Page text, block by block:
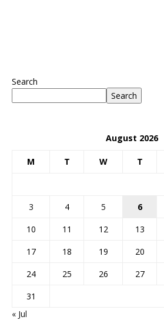
Search
Search
August 2026
M T W T
3
4 5 6
10
11 12 13
17
18 19 20
24
25 26 27
31
« Jul